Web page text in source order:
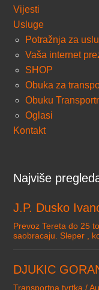
Vijesti
Usluge
Potražnja za
Vaša internet
SHOP
Obuka za
Obuku
Oglasi
Kontakt
Najviše
J.P. Dusko
Prevoz Tereta do 25
saobracaju. Sleper ,
DJUKIC
Transportna tvrtka /